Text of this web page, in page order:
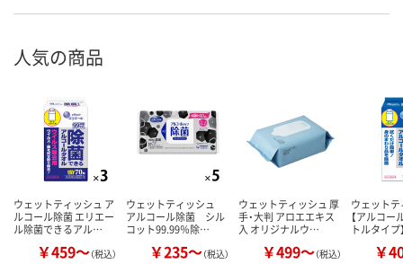
人気の商品
ウェットティッシュ ア
ルコール除菌 エリエー
ル除菌できるアル…
￥459～（税込）
ウェットティッシュ
アルコール除菌 シル
コット99.99％除…
￥235～（税込）
ウェットティッシュ 厚
手・大判 アロエエキス
入 オリジナルウ…
￥499～（税込）
ウェット
【アルコー
トルタイ
￥